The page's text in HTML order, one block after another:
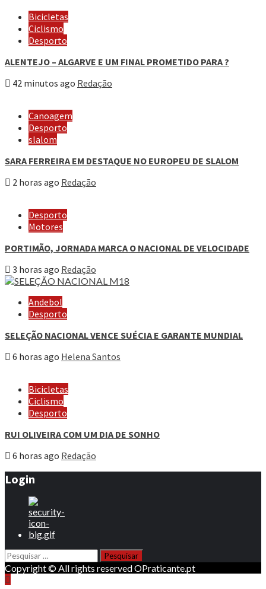
Bicicletas
Ciclismo
Desporto
ALENTEJO – ALGARVE E UM FINAL PROMETIDO PARA ?
42 minutos ago Redação
Canoagem
Desporto
slalom
SARA FERREIRA EM DESTAQUE NO EUROPEU DE SLALOM
2 horas ago Redação
Desporto
Motores
PORTIMÃO, JORNADA MARCA O NACIONAL DE VELOCIDADE
3 horas ago Redação
Andebol
Desporto
SELEÇÃO NACIONAL VENCE SUÉCIA E GARANTE MUNDIAL
6 horas ago Helena Santos
Bicicletas
Ciclismo
Desporto
RUI OLIVEIRA COM UM DIA DE SONHO
6 horas ago Redação
Login
Pesquisar
por:
Copyright © All rights reserved OPraticante.pt